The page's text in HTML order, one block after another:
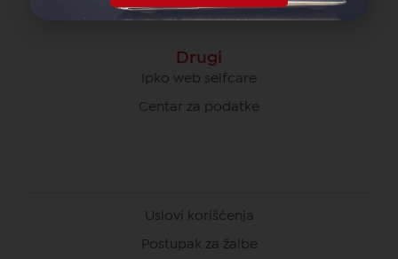
Drugi
Ipko web selfcare
Centar za podatke
Uslovi korišćenja
Postupak za žalbe